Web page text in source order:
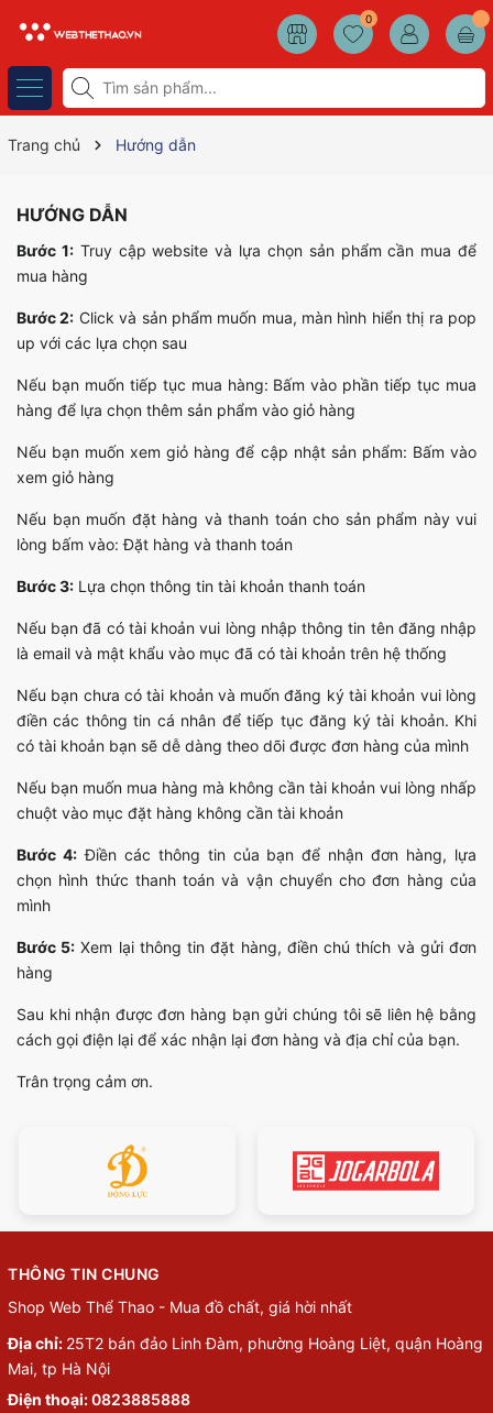
0
Trang chủ Hướng dẫn
HƯỚNG DẪN
Bước 1:Truy cập website và lựa chọn sản phẩm cần mua để
mua hàng
Bước 2: Click và sản phẩm muốn mua, màn hình hiển thị ra pop
up với các lựa chọn sau
Nếu bạn muốn tiếp tục mua hàng: Bấm vào phần tiếp tục mua
hàng để lựa chọn thêm sản phẩm vào giỏ hàng
Nếu bạn muốn xem giỏ hàng để cập nhật sản phẩm: Bấm vào
xem giỏ hàng
Nếu bạn muốn đặt hàng và thanh toán cho sản phẩm này vui
lòng bấm vào: Đặt hàng và thanh toán
Bước 3: Lựa chọn thông tin tài khoản thanh toán
Nếu bạn đã có tài khoản vui lòng nhập thông tin tên đăng nhập
là email và mật khẩu vào mục đã có tài khoản trên hệ thống
Nếu bạn chưa có tài khoản và muốn đăng ký tài khoản vui lòng
điền các thông tin cá nhân để tiếp tục đăng ký tài khoản. Khi
có tài khoản bạn sẽ dễ dàng theo dõi được đơn hàng của mình
Nếu bạn muốn mua hàng mà không cần tài khoản vui lòng nhấp
chuột vào mục đặt hàng không cần tài khoản
Bước 4:Điền các thông tin của bạn để nhận đơn hàng, lựa
chọn hình thức thanh toán và vận chuyển cho đơn hàng của
mình
Bước 5: Xem lại thông tin đặt hàng, điền chú thích và gửi đơn
hàng
Sau khi nhận được đơn hàng bạn gửi chúng tôi sẽ liên hệ bằng
cách gọi điện lại để xác nhận lại đơn hàng và địa chỉ của bạn.
Trân trọng cảm ơn.
THÔNG TIN CHUNG
Shop Web Thể Thao - Mua đồ chất, giá hời nhất
Địa chỉ: 25T2 bán đảo Linh Đàm, phường Hoàng Liệt, quận Hoàng
Mai, tp Hà Nội
Điện thoại:0823885888